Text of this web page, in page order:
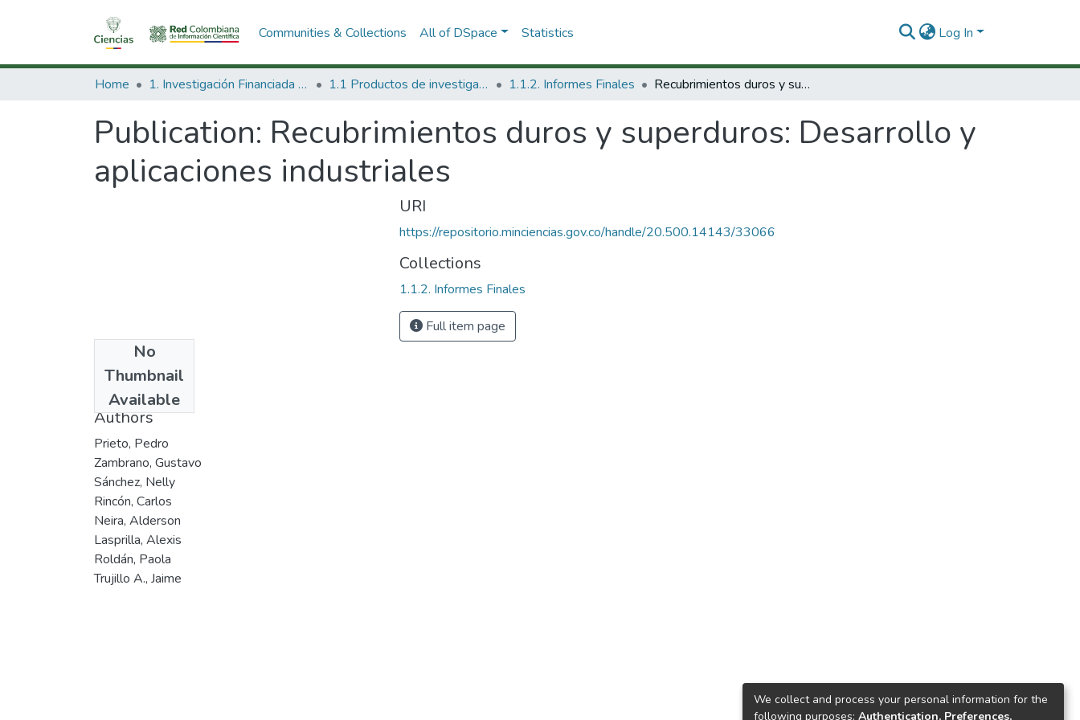
Communities & Collections All of DSpace Statistics Log In
Home 1. Investigación Financiada con Recursos Públicos 1.1 Productos de investigación 1.1.2. Informes Finales Recubrimientos duros y superduros: Desarrollo y aplicaciones industriales
Publication: Recubrimientos duros y superduros: Desarrollo y
aplicaciones industriales
No
Thumbnail
Available
2003
Authors
Prieto, Pedro
Zambrano, Gustavo
Sánchez, Nelly
Rincón, Carlos
Neira, Alderson
Lasprilla, Alexis
Roldán, Paola
Trujillo A., Jaime
URI
https://repositorio.minciencias.gov.co/handle/20.500.14143/33066
Collections
1.1.2. Informes Finales
Full item page
We collect and process your personal information for the
following purposes: Authentication, Preferences,